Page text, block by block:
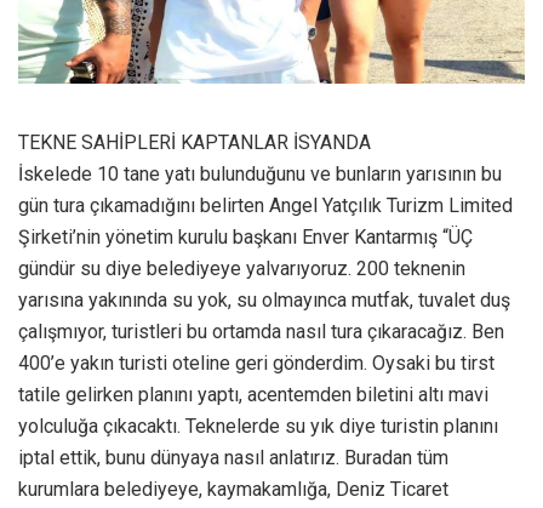
TEKNE SAHİPLERİ KAPTANLAR İSYANDA
İskelede 10 tane yatı bulunduğunu ve bunların yarısının bu
gün tura çıkamadığını belirten Angel Yatçılık Turizm Limited
Şirketi’nin yönetim kurulu başkanı Enver Kantarmış “ÜÇ
gündür su diye belediyeye yalvarıyoruz. 200 teknenin
yarısına yakınında su yok, su olmayınca mutfak, tuvalet duş
çalışmıyor, turistleri bu ortamda nasıl tura çıkaracağız. Ben
400’e yakın turisti oteline geri gönderdim. Oysaki bu tirst
tatile gelirken planını yaptı, acentemden biletini altı mavi
yolculuğa çıkacaktı. Teknelerde su yık diye turistin planını
iptal ettik, bunu dünyaya nasıl anlatırız. Buradan tüm
kurumlara belediyeye, kaymakamlığa, Deniz Ticaret